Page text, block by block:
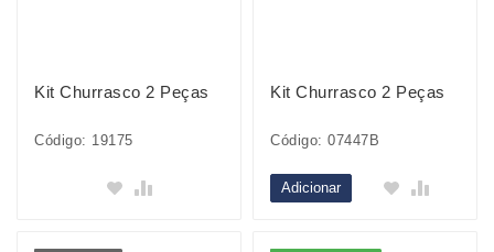
Kit Churrasco 2 Peças
Código: 19175
Kit Churrasco 2 Peças
Código: 07447B
Adicionar